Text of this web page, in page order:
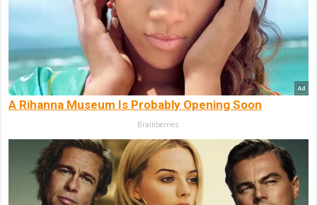
A Rihanna Museum Is Probably Opening Soon
Brainberries